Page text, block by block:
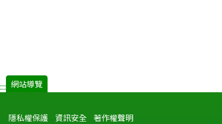
::: 網站導覽
隱私權保護 資訊安全 著作權聲明